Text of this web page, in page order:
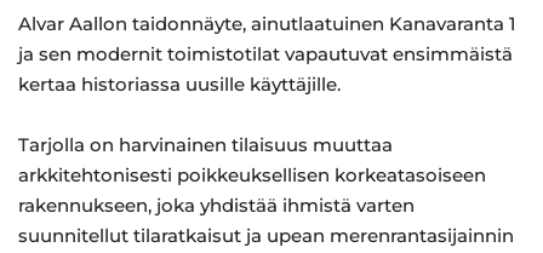
Alvar Aallon taidonnäyte, ainutlaatuinen Kanavaranta 1
ja sen modernit toimistotilat vapautuvat ensimmäistä
kertaa historiassa uusille käyttäjille.
Tarjolla on harvinainen tilaisuus muuttaa
arkkitehtonisesti poikkeuksellisen korkeatasoiseen
rakennukseen, joka yhdistää ihmistä varten
suunnitellut tilaratkaisut ja upean merenrantasijainnin